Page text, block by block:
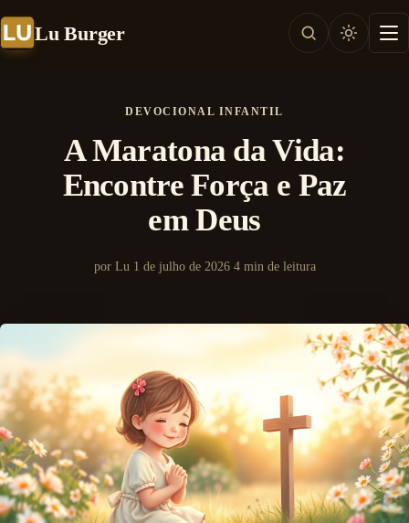
Lu Burger
DEVOCIONAL INFANTIL
A Maratona da Vida:
Encontre Força e Paz
em Deus
por Lu 1 de julho de 2026 4 min de leitura